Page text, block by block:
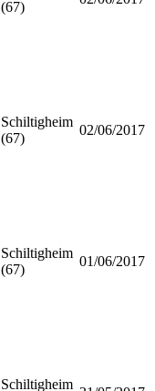
(67)
Schiltigheim
(67)
02/06/2017
Schiltigheim
(67)
01/06/2017
Schiltigheim